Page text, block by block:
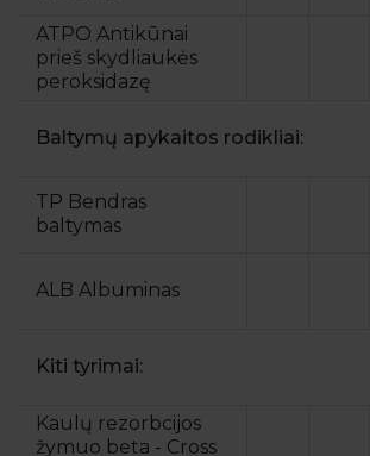
ATPO Antikūnai
prieš skydliaukės
peroksidazę
Baltymų apykaitos rodikliai:
TP Bendras
baltymas
ALB Albuminas
Kiti tyrimai:
Kaulų rezorbcijos
žymuo beta - Cross